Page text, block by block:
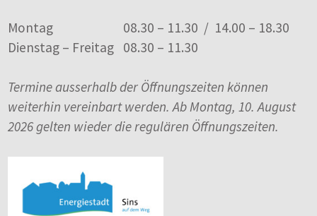
Montag
08.30 – 11.30 / 14.00 – 18.30
Dienstag – Freitag 08.30 – 11.30
Termine ausserhalb der Öffnungszeiten können
weiterhin vereinbart werden. Ab Montag, 10. August
2026 gelten wieder die regulären Öffnungszeiten.